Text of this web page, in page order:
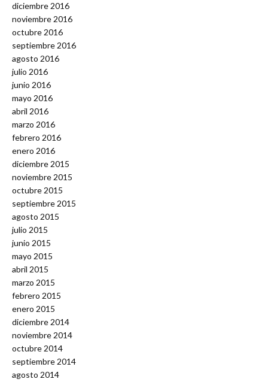
diciembre 2016
noviembre 2016
octubre 2016
septiembre 2016
agosto 2016
julio 2016
junio 2016
mayo 2016
abril 2016
marzo 2016
febrero 2016
enero 2016
diciembre 2015
noviembre 2015
octubre 2015
septiembre 2015
agosto 2015
julio 2015
junio 2015
mayo 2015
abril 2015
marzo 2015
febrero 2015
enero 2015
diciembre 2014
noviembre 2014
octubre 2014
septiembre 2014
agosto 2014